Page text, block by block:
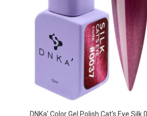
DNKa' Color Gel Polish Cat's Eye Silk